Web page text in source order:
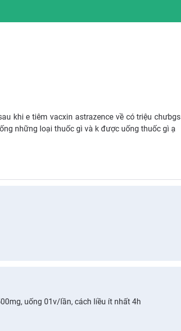
khi e tiêm vacxin astrazence về có triệu chưbgs
những loại thuốc gì và k được uống thuốc gì ạ
uống 01v/lần, cách liều ít nhất 4h